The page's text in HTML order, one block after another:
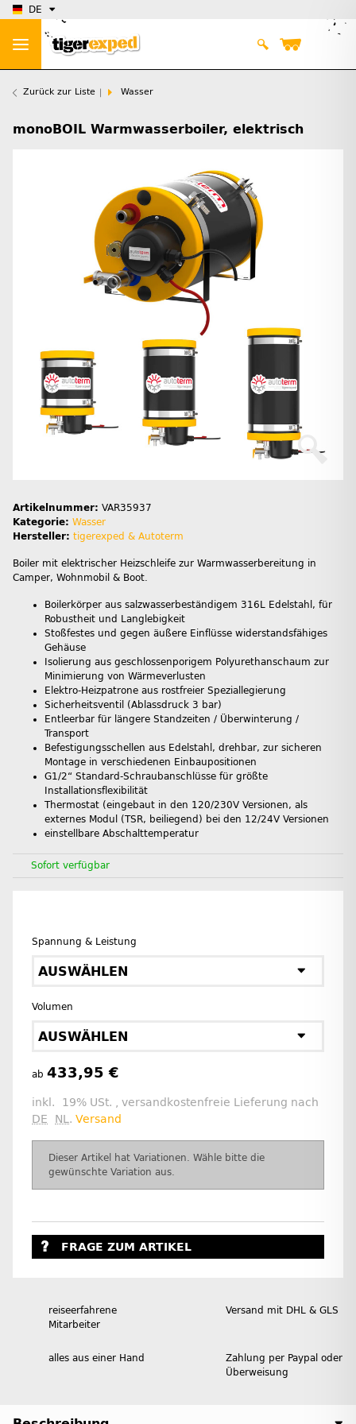
DE
Zurück zur Liste Wasser
monoBOIL Warmwasserboiler, elektrisch
Artikelnummer: VAR35937
Kategorie: Wasser
Hersteller: tigerexped & Autoterm
Boiler mit elektrischer Heizschleife zur Warmwasserbereitung in
Camper, Wohnmobil & Boot.
Boilerkörper aus salzwasserbeständigem 316L Edelstahl, für
Robustheit und Langlebigkeit
Stoßfestes und gegen äußere Einflüsse widerstandsfähiges
Gehäuse
Isolierung aus geschlossenporigem Polyurethanschaum zur
Minimierung von Wärmeverlusten
Elektro-Heizpatrone aus rostfreier Speziallegierung
Sicherheitsventil (Ablassdruck 3 bar)
Entleerbar für längere Standzeiten / Überwinterung /
Transport
Befestigungsschellen aus Edelstahl, drehbar, zur sicheren
Montage in verschiedenen Einbaupositionen
G1/2“ Standard-Schraubanschlüsse für größte
Installationsflexibilität
Thermostat (eingebaut in den 120/230V Versionen, als
externes Modul (TSR, beiliegend) bei den 12/24V Versionen
einstellbare Abschalttemperatur
Sofort verfügbar
Spannung & Leistung
AUSWÄHLEN
Volumen
AUSWÄHLEN
ab 433,95 €
inkl. 19% USt. , versandkostenfreie Lieferung nach
DE
NL. Versand
xDieser Artikel hat Variationen. Wähle bitte die
gewünschte Variation aus.
FRAGE ZUM ARTIKEL
reiseerfahrene
Mitarbeiter
Versand mit DHL & GLS
alles aus einer Hand
Zahlung per Paypal oder
Überweisung